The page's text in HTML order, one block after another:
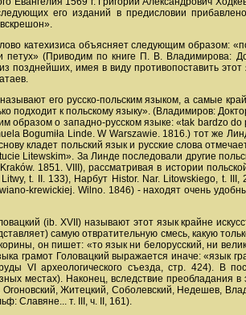
его изданий в предисловии
катехизиса объясняет следующим образом:
петух» (Приводим по книге П. В. Владимирова:
позднейших, имея в виду противопоставить этот
его русско-польским языком, а самые
подходит к польскому языку». (Владимиров:
образом о западно-русском языке: «tak bardzo
Bogumiła Linde. W Warszawie. 1816.) тот же
кладет польский язык и русские слова
Litewskim». За Линде последовали другие
1851. VIII), рассматривая в истории
t. II. 133), Нарбут Histor. Nar. Litowskiego, t. III,
krewickiej. Wilno. 1846) - находят очень
(ib. XVII) называют этот язык крайне
самую отвратительную смесь, какую
он пишет: «то язык ни белорусский, ни
грамот Головацкий выражается иначе: «язык
VI археологического съезда, стр. 424). В
местах). Наконец, вследствие преобладания
Огоновский, Житецкий, Соболевский, Недешев,
Славяне... т. III, ч. ІІ, 161).